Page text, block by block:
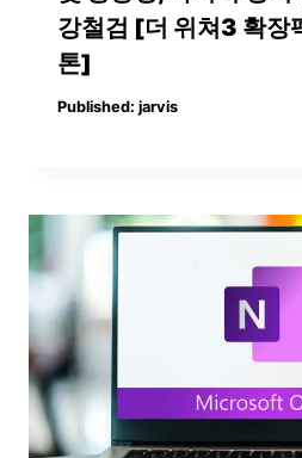
강철검 [더 위쳐3 확장
톤]
Published: jarvis